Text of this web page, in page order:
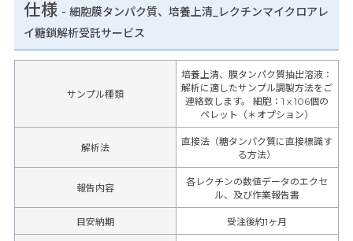
仕様 - 細胞膜タンパク質、培養上清_レクチンマイクロアレ
イ糖鎖解析受託サービス
サンプル種類
培養上清、膜タンパク質抽出溶液：
解析に適したサンプル調製方法をご
連絡致します。 細胞：1 x 106個の
ペレット（＊オプション）
解析法
直接法（糖タンパク質に直接標識す
る方法）
報告内容
各レクチンの数値データのエクセ
ル、及び作業報告書
目安納期 受注後約1ヶ月